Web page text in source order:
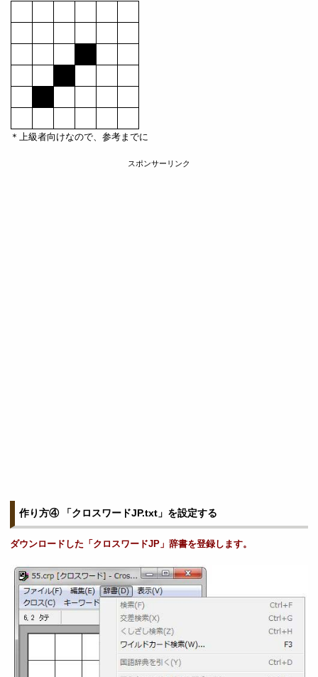
＊上級者向けなので、参考までに
スポンサーリンク
作り方④ 「クロスワードJP.txt」を設定する
ダウンロードした「クロスワードJP」辞書を登録します。